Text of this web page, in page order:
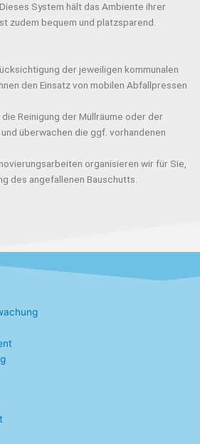
System hält das Ambiente ihrer
zudem bequem und platzsparend.
der jeweiligen kommunalen
den Einsatz von mobilen Abfallpressen
Reinigung der Müllräume oder der
überwachen die ggf. vorhandenen
organisieren wir für Sie,
des angefallenen Bauschutts.